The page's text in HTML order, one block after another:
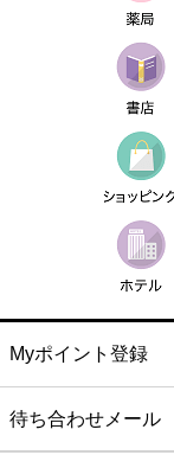
Myポイント登録
待ち合わせメール